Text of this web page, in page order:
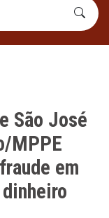
São José
MPPE
em